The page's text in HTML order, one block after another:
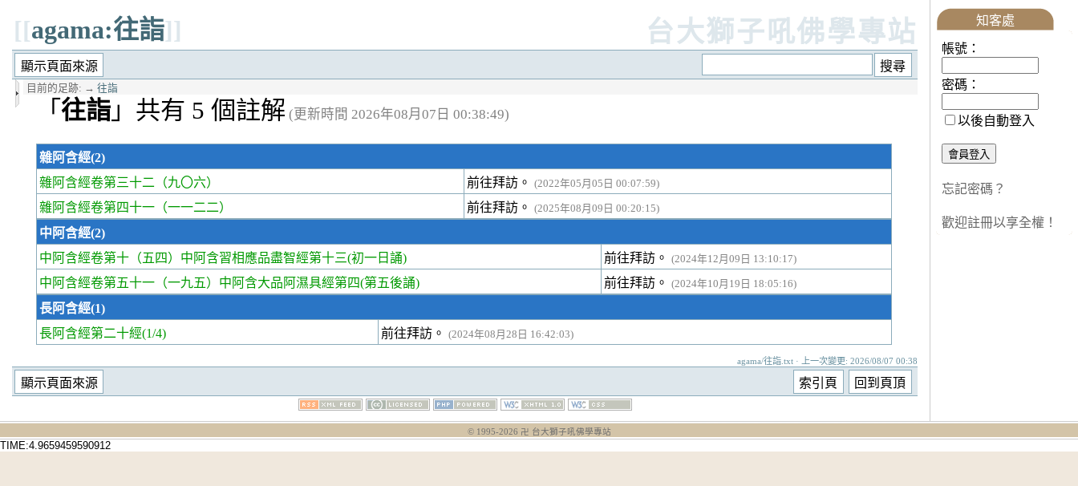
[[agama:往詣]] 台大獅子吼佛學專站
目前的足跡: → 往詣
「 往詣 」共有 5 個註解 (更新時間 2026年08月07日 00:38:49)
雜阿含經(2)
雜阿含經卷第三十二 （九〇六） 前往拜訪。 (2022年05月05日 00:07:59)
雜阿含經卷第四十一 （一一二二） 前往拜訪。 (2025年08月09日 00:20:15)
中阿含經(2)
中阿含經卷第十 （五四）中阿含習相應品盡智經第十三(初一日誦) 前往拜訪。 (2024年12月09日 13:10:17)
中阿含經卷第五十一 （一九五）中阿含大品阿濕具經第四(第五後誦) 前往拜訪。 (2024年10月19日 18:05:16)
長阿含經(1)
長阿含經第二十經(1/4) 前往拜訪。 (2024年08月28日 16:42:03)
agama/往詣.txt · 上一次變更: 2026/08/07 00:38
知客處
帳號：
密碼：
以後自動登入
忘記密碼？
歡迎註冊以享全權！
© 1995-2026 卍 台大獅子吼佛學專站
TIME:4.9659459590912